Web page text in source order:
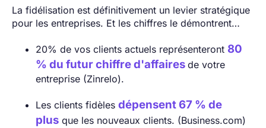
La fidélisation est définitivement un levier stratégique
pour les entreprises. Et les chiffres le démontrent…
20% de vos clients actuels représenteront 80
% du futur chiffre d'affaires de votre
entreprise (Zinrelo).
Les clients fidèles dépensent 67 % de
plus que les nouveaux clients. (Business.com)